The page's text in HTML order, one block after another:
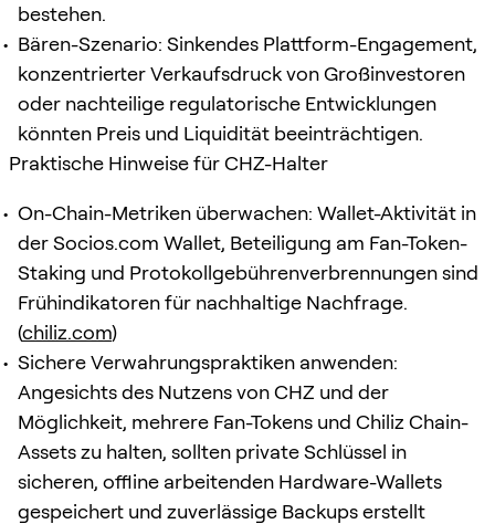
bestehen.
Bären-Szenario: Sinkendes Plattform-Engagement,
konzentrierter Verkaufsdruck von Großinvestoren
oder nachteilige regulatorische Entwicklungen
könnten Preis und Liquidität beeinträchtigen.
Praktische Hinweise für CHZ-Halter
On-Chain-Metriken überwachen: Wallet-Aktivität in
der Socios.com Wallet, Beteiligung am Fan-Token-
Staking und Protokollgebührenverbrennungen sind
Frühindikatoren für nachhaltige Nachfrage.
(chiliz.com)
Sichere Verwahrungspraktiken anwenden:
Angesichts des Nutzens von CHZ und der
Möglichkeit, mehrere Fan-Tokens und Chiliz Chain-
Assets zu halten, sollten private Schlüssel in
sicheren, offline arbeitenden Hardware-Wallets
gespeichert und zuverlässige Backups erstellt